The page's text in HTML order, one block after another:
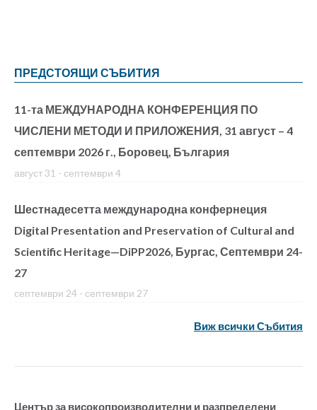
ПРЕДСТОЯЩИ СЪБИТИЯ
11-та МЕЖДУНАРОДНА КОНФЕРЕНЦИЯ ПО
ЧИСЛЕНИ МЕТОДИ И ПРИЛОЖЕНИЯ, 31 август – 4
септември 2026 г., Боровец, България
август 31 - септември 4
Шестнадесетта международна конфернеция
Digital Presentation and Preservation of Cultural and
Scientific Heritage—DiPP2026, Бургас, Септември 24-
27
септември 24 - септември 27
Виж всички Събития
Център за високопроизводителни и разпределени